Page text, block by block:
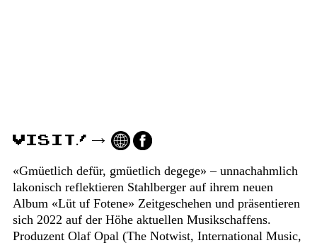
VISIT!
«Gmüetlich defür, gmüetlich degege» – unnachahmlich
lakonisch reflektieren Stahlberger auf ihrem neuen
Album «Lüt uf Fotene» Zeitgeschehen und präsentieren
sich 2022 auf der Höhe aktuellen Musikschaffens.
Produzent Olaf Opal (The Notwist, International Music,